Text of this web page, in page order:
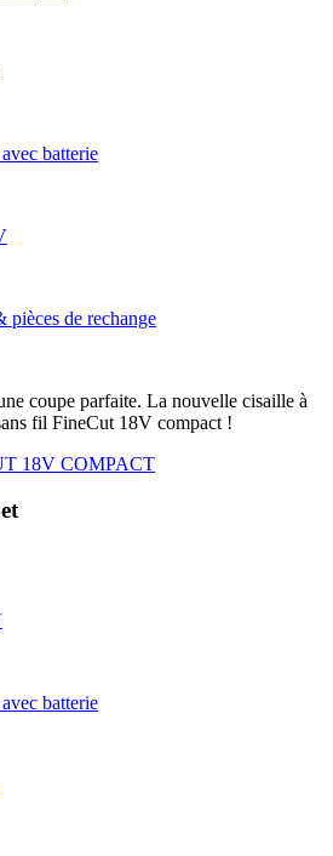
batterie
pièces de rechange
coupe parfaite. La nouvelle cisaille à
fil FineCut 18V compact !
18V COMPACT
batterie